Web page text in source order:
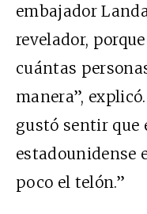
embajador
revelador,
cuántas
manera”,
gustó sentir que
estadounidense
poco el telón.”